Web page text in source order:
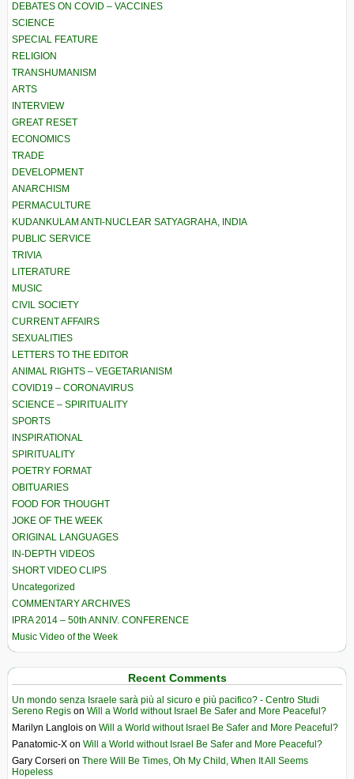
DEBATES ON COVID – VACCINES
SCIENCE
SPECIAL FEATURE
RELIGION
TRANSHUMANISM
ARTS
INTERVIEW
GREAT RESET
ECONOMICS
TRADE
DEVELOPMENT
ANARCHISM
PERMACULTURE
KUDANKULAM ANTI-NUCLEAR SATYAGRAHA, INDIA
PUBLIC SERVICE
TRIVIA
LITERATURE
MUSIC
CIVIL SOCIETY
CURRENT AFFAIRS
SEXUALITIES
LETTERS TO THE EDITOR
ANIMAL RIGHTS – VEGETARIANISM
COVID19 – CORONAVIRUS
SCIENCE – SPIRITUALITY
SPORTS
INSPIRATIONAL
SPIRITUALITY
POETRY FORMAT
OBITUARIES
FOOD FOR THOUGHT
JOKE OF THE WEEK
ORIGINAL LANGUAGES
IN-DEPTH VIDEOS
SHORT VIDEO CLIPS
Uncategorized
COMMENTARY ARCHIVES
IPRA 2014 – 50th ANNIV. CONFERENCE
Music Video of the Week
Recent Comments
Un mondo senza Israele sarà più al sicuro e più pacifico? - Centro Studi
Sereno Regis on Will a World without Israel Be Safer and More Peaceful?
Marilyn Langlois on Will a World without Israel Be Safer and More Peaceful?
Panatomic-X on Will a World without Israel Be Safer and More Peaceful?
Gary Corseri on There Will Be Times, Oh My Child, When It All Seems
Hopeless